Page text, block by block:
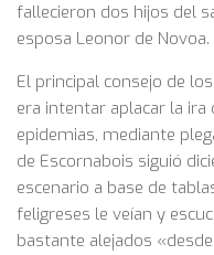
fallecieron dos hijos del
esposa Leonor de Novoa.
El principal consejo de
era intentar aplacar la ira
epidemias, mediante
de Escornabois siguió
escenario a base de
feligreses le veían y
bastante alejados